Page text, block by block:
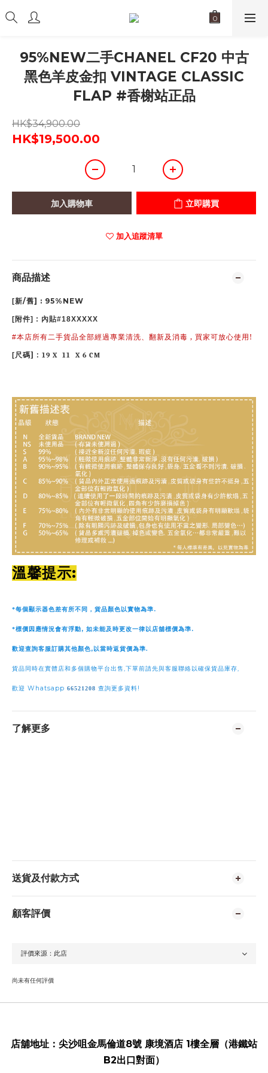
95%NEW二手CHANEL CF20 中古
黑色羊皮金扣 VINTAGE CLASSIC
FLAP #香榭站正品
HK$34,900.00
HK$19,500.00
加入購物車 立即購買
加入追蹤清單
商品描述
[新/舊] : 95%NEW
[ 附件] : 內貼#18XXXXX
#本店所有二手貨品全部經過專業清洗、翻新及消毒 , 買家可放心使用 !
[尺碼] : 19 X 11 X 6 CM
溫馨提示:
*每個顯示器色差有所不同，貨品顏色以實物為準.
*標價因應情況會有浮動, 如未能及時更改一律以店舖標價為準.
歡迎查詢客服訂購其他顏色, 以當時返貨價為準.
貨品同時在實體店和多個購物平台出售,下單前請先與客服聯絡以確保貨品庫存,
歡迎 Whatsapp 66521208 查詢更多資料!
了解更多
送貨及付款方式
顧客評價
尚未有任何評價
店舖地址： 尖沙咀金馬倫道8號 康境酒店 1樓全層（港鐵站
B2出口對面）